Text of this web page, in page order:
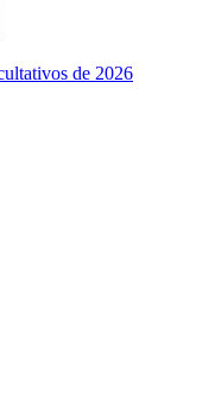
de 2026